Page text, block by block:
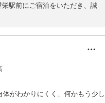
顧いただけましたら幸いでご
タッフ一同心よりお待ち申し
駅前にご宿泊をいただき、誠
と、恐縮でございます。
フや清掃スタッフにも共有
。
も更新いたしました。
ておりますので、次にご宿泊
がわかりにくく、何かもう少し